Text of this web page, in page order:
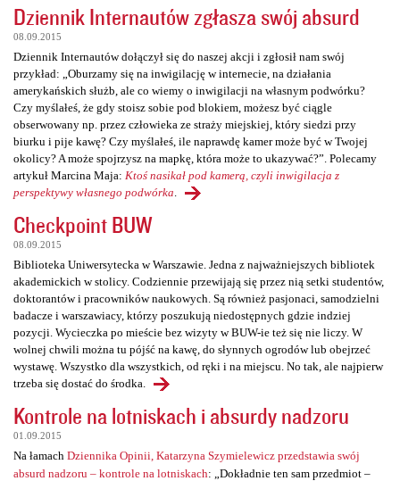
Dziennik Internautów zgłasza swój absurd
08.09.2015
Dziennik Internautów dołączył się do naszej akcji i zgłosił nam swój
przykład: „Oburzamy się na inwigilację w internecie, na działania
amerykańskich służb, ale co wiemy o inwigilacji na własnym podwórku?
Czy myślałeś, że gdy stoisz sobie pod blokiem, możesz być ciągle
obserwowany np. przez człowieka ze straży miejskiej, który siedzi przy
biurku i pije kawę? Czy myślałeś, ile naprawdę kamer może być w Twojej
okolicy? A może spojrzysz na mapkę, która może to ukazywać?”. Polecamy
artykuł Marcina Maja: Ktoś nasikał pod kamerą, czyli inwigilacja z
perspektywy własnego podwórka
Checkpoint BUW
08.09.2015
Biblioteka Uniwersytecka w Warszawie. Jedna z najważniejszych bibliotek
akademickich w stolicy. Codziennie przewijają się przez nią setki studentów,
doktorantów i pracowników naukowych. Są również pasjonaci, samodzielni
badacze i warszawiacy, którzy poszukują niedostępnych gdzie indziej
pozycji. Wycieczka po mieście bez wizyty w BUW-ie też się nie liczy. W
wolnej chwili można tu pójść na kawę, do słynnych ogrodów lub obejrzeć
wystawę. Wszystko dla wszystkich, od ręki i na miejscu. No tak, ale najpierw
trzeba się dostać do środka.
Kontrole na lotniskach i absurdy nadzoru
01.09.2015
Na łamach Dziennika Opinii, Katarzyna Szymielewicz przedstawia swój
absurd nadzoru – kontrole na lotniskach: „Dokładnie ten sam przedmiot –